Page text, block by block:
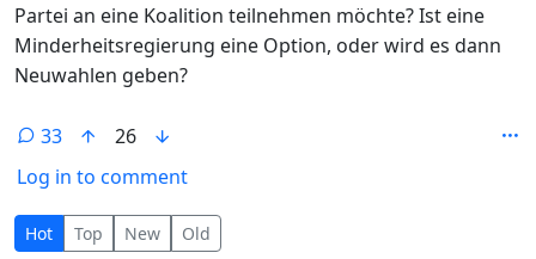
Partei an eine Koalition teilnehmen möchte? Ist eine
Minderheitsregierung eine Option, oder wird es dann
Neuwahlen geben?
33
26
Log in to comment
33 Comments
Hot Top New Old